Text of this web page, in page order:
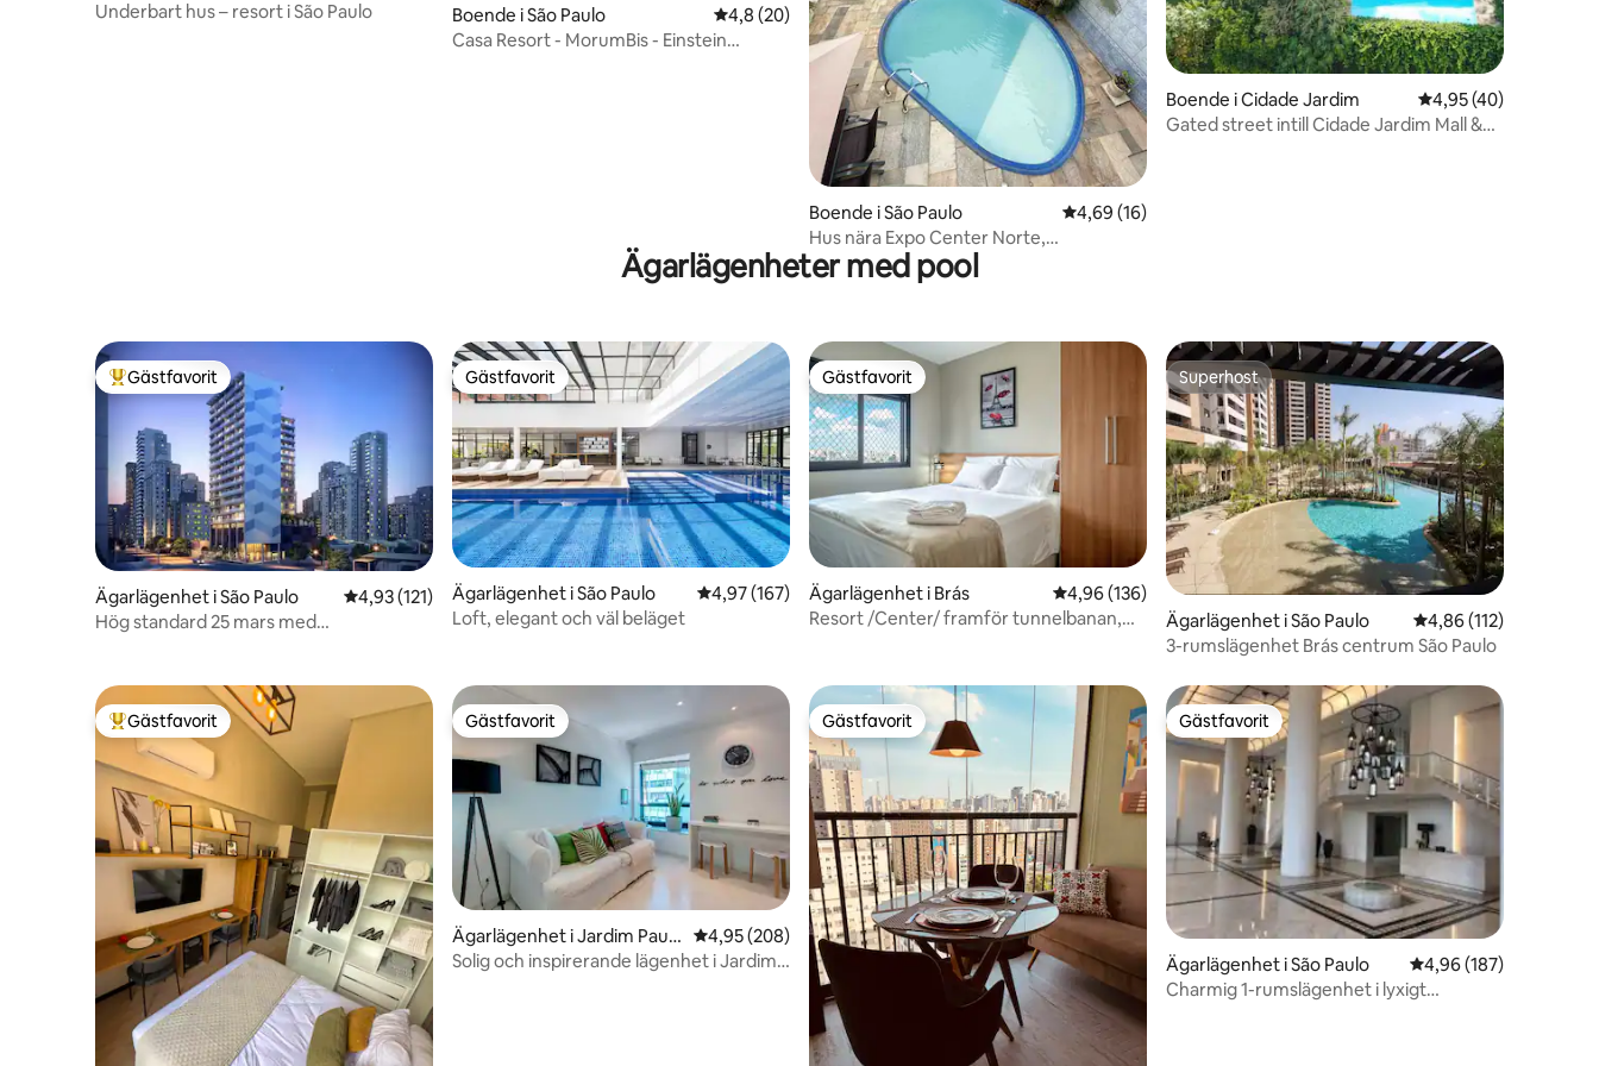
Underbart hus – resort i São Paulo
Boende i São Paulo 4,8 av 5 i genomsnittligt betyg, 20 omdömen
4,8 (20)
Casa Resort - MorumBis - Einstein
Boende i São Paulo 4,69 av 5 i genomsnittligt betyg, 16 omdömen
4,69 (16)
Hus nära Expo Center Norte,
SP/Brasilien/ Tucuruvi
Boende i Cidade Jardim 4,95 av 5 i
4,95 (40)
Gated street intill Cidade Jardim Mall &
Ägarlägenheter med pool
Populär gästfavorit
Gästfavorit
Ägarlägenhet i São Paulo 4,93 av 5 i genomsnittligt betyg, 121 omdömen
4,93 (121)
Hög standard 25 mars med
Gästfavorit
Gästfavorit
Ägarlägenhet i São Paulo 4,97 av 5 i genomsnittligt betyg, 167 omdömen
4,97 (167)
Loft, elegant och väl beläget
Gästfavorit
Gästfavorit
Ägarlägenhet i Brás 4,96 av 5 i genomsnittligt betyg, 136 omdömen
4,96 (136)
Resort /Center/ framför tunnelbanan,
Superhost
Superhost
Ägarlägenhet i São Paulo 4,86 av 5 i
4,86 (112)
3-rumslägenhet Brás centrum São Paulo
Populär gästfavorit
Gästfavorit Gästfavorit
Gästfavorit
Ägarlägenhet i Jardim Paulis
ta
4,95 av 5 i genomsnittligt betyg, 208 omdömen
4,95 (208)
Solig och inspirerande lägenhet i Jardim
Gästfavorit
Gästfavorit Gästfavorit
Gästfavorit
Ägarlägenhet i São Paulo 4,96 av 5 i
4,96 (187)
Charmig 1-rumslägenhet i lyxigt